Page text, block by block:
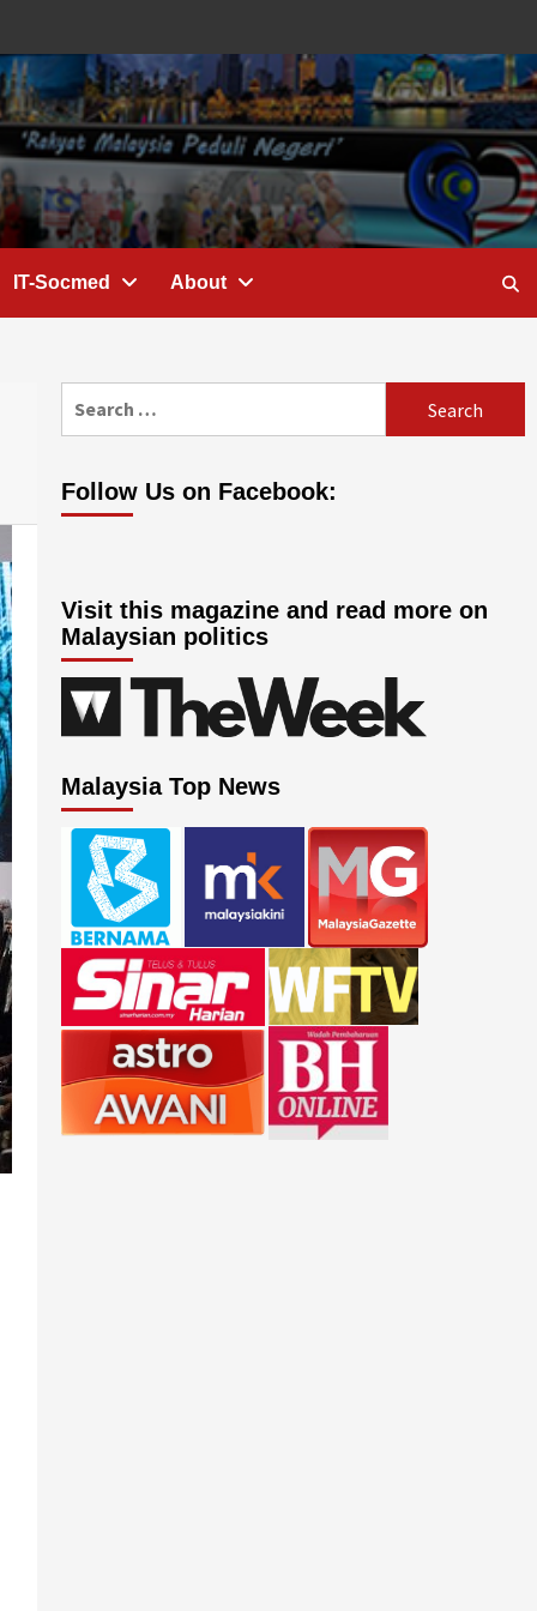
IT-Socmed About
Follow Us on Facebook:
Visit this magazine and read more on
Malaysian politics
Malaysia Top News